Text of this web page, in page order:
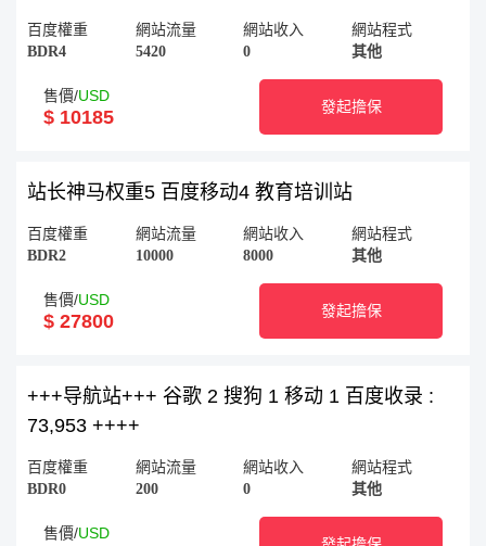
百度權重
BDR4
網站流量
5420
網站收入
0
網站程式
其他
售價/USD
$ 10185 發起擔保
站长神马权重5 百度移动4 教育培训站
百度權重
BDR2
網站流量
10000
網站收入
8000
網站程式
其他
售價/USD
$ 27800 發起擔保
+++导航站+++ 谷歌 2 搜狗 1 移动 1 百度收录 :
73,953 ++++
百度權重
BDR0
網站流量
200
網站收入
0
網站程式
其他
售價/USD